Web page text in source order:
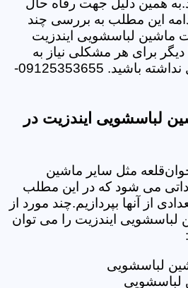
همین دلیل جهت رفاه حال
این مطلب به بررسی چند
ماشین لباسشویی ایندزیت
برای هر مشکلی نیاز به
حضور تکنسین در منزل نداشته باشید. 09125353655-
لباسشویی ایندزیت در
مثل سایر ماشین
می شود که در این مطلب
از آنها بپردازیم.چند مورد از
لباسشویی ایندزیت را می توان
لباسشویی
لباسشویی